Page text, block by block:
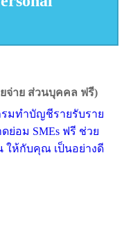
จ่าย ส่วนบุคคล ฟรี)
รมทำบัญชีรายรับราย
อม SMEs ฟรี ช่วย
ให้กับคุณ เป็นอย่างดี